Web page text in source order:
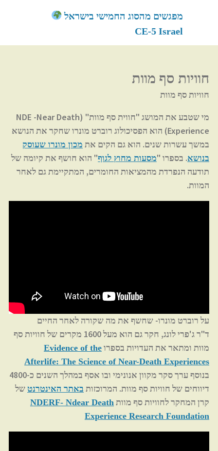
מפגשים מהסוג החמישי בישראל
CE-5 Israel
חוויות סף מוות
חוויות סף מוות
מי שטבע את המושג "חווית סף מוות" (NDE -Near Death
Experience) הוא הפסיכולוג רוברט מונרו שחקר את הנושא
במשך עשרות שנים. הוא גם הקים את מכון מונרו שעוסק
בנושא. בספרו "מסעות מחוץ לגוף" הוא חושף את קיומה של
תודעה הנפרדת מהמציאות החומרים, המתקיימת גם לאחר
המוות.
על רוברט מונרו- שחשף את מה שקורה לאחר החיים
ד"ר ג'פרי לונג, חקר גם הוא מעל 1600 מקרים של חוויות סף
מוות ומתאר את העדויות בספרו Evidence of the
Afterlife: The Science of Near-Death Experiences
בנוסף ערך סקר מקוון אנונימי ובו אסף במהלך השנים כ-4800
דיווחים של חוויות סף מוות. המרוכזות באתר האינטרנט של
קרן המחקר לחוויות סף מוות NDERF- Ndear Death
Experience Research Foundation